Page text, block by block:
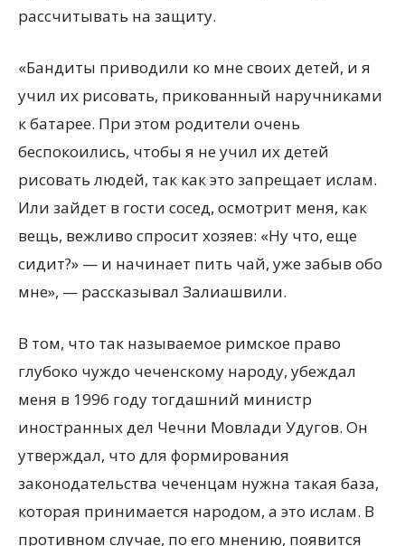
рассчитывать на защиту.
«Бандиты приводили ко мне своих детей, и я
учил их рисовать, прикованный наручниками
к батарее. При этом родители очень
беспокоились, чтобы я не учил их детей
рисовать людей, так как это запрещает ислам.
Или зайдет в гости сосед, осмотрит меня, как
вещь, вежливо спросит хозяев: «Ну что, еще
сидит?» — и начинает пить чай, уже забыв обо
мне», — рассказывал Залиашвили.
В том, что так называемое римское право
глубоко чуждо чеченскому народу, убеждал
меня в 1996 году тогдашний министр
иностранных дел Чечни Мовлади Удугов. Он
утверждал, что для формирования
законодательства чеченцам нужна такая база,
которая принимается народом, а это ислам. В
противном случае, по его мнению, появится